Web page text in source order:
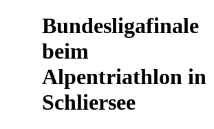
Bundesligafinale
beim
Alpentriathlon in
Schliersee